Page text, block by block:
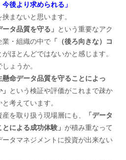
後より求められる」
まないと思います。
ータ品質を守る」 という重要なアク
業・組織の中で 「（後ろ向きな）コ
ほとんどではないかと感じます。
ょうか。
懸命データ品質を守ることによっ
という検証や評価がこれまで疎か
考えています。
を取り扱う現場層にも、
「データ
による成功体験」 が積み重なって
タマネジメントに投資が出来ない